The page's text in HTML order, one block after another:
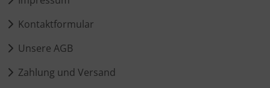
Kontaktformular
Unsere AGB
Zahlung und Versand